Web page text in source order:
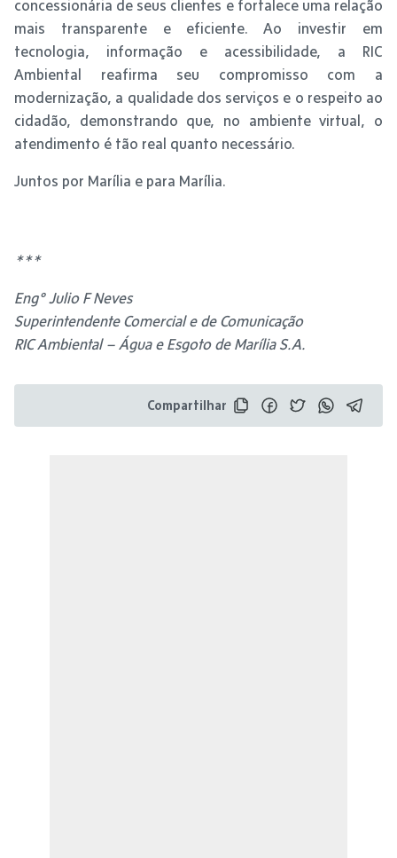
concessionária de seus clientes e fortalece uma relação
mais transparente e eficiente. Ao investir em
tecnologia, informação e acessibilidade, a RIC
Ambiental reafirma seu compromisso com a
modernização, a qualidade dos serviços e o respeito ao
cidadão, demonstrando que, no ambiente virtual, o
atendimento é tão real quanto necessário.
Juntos por Marília e para Marília.
***
Eng° Julio F Neves
Superintendente Comercial e de Comunicação
RIC Ambiental – Água e Esgoto de Marília S.A.
Compartilhar